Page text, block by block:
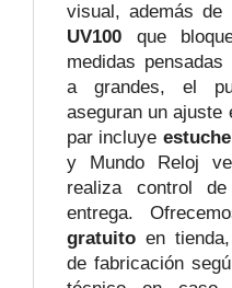
visual, además de
UV100 que
medidas
a grandes, el
aseguran un ajuste
par incluye estuche
y Mundo Reloj
realiza control
entrega.
gratuito en
de fabricación